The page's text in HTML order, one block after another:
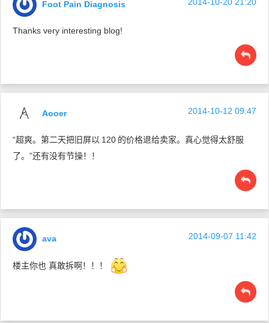
Foot Pain Diagnosis 2014-10-20 21:20
Thanks very interesting blog!
Aooer 2014-10-12 09:47
“超爽。第二天把旧屏以 120 的价格退给卖家。真心觉得太舒服
了。”还有没有节操！！
ava 2014-09-07 11:42
楼主你也 真敢拆啊！！！